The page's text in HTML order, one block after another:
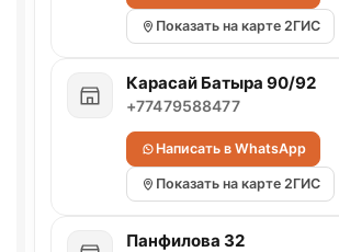
Показать на карте 2ГИС
Карасай Батыра 90/92
+77479588477
Написать в WhatsApp
Показать на карте 2ГИС
Панфилова 32